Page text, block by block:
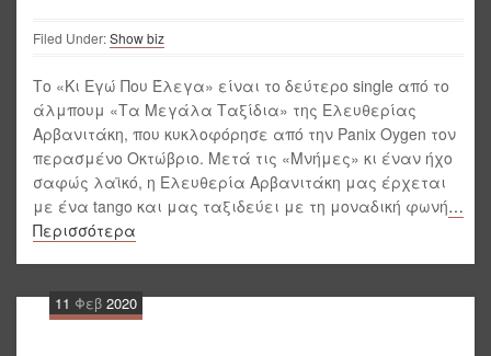
Filed Under:Show biz
Το «Κι Εγώ Που Έλεγα» είναι το δεύτερο single από το
άλμπουμ «Τα Μεγάλα Ταξίδια» της Ελευθερίας
Αρβανιτάκη, που κυκλοφόρησε από την Panix Oygen τον
περασμένο Οκτώβριο. Μετά τις «Μνήμες» κι έναν ήχο
σαφώς λαϊκό, η Ελευθερία Αρβανιτάκη μας έρχεται
με ένα tango και μας ταξιδεύει με τη μοναδική φωνή…
Περισσότερα
11 Φεβ 2020